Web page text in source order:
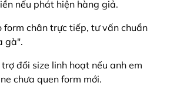
nếu phát hiện hàng giả.
form chân trực tiếp, tư vấn chuẩn
gà".
đổi size linh hoạt nếu anh em
chưa quen form mới.